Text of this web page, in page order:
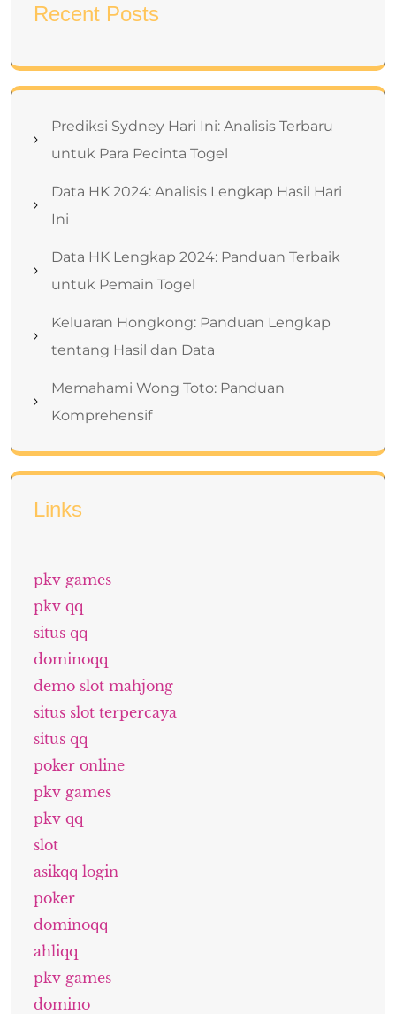
Recent Posts
Prediksi Sydney Hari Ini: Analisis Terbaru
untuk Para Pecinta Togel
Data HK 2024: Analisis Lengkap Hasil Hari
Ini
Data HK Lengkap 2024: Panduan Terbaik
untuk Pemain Togel
Keluaran Hongkong: Panduan Lengkap
tentang Hasil dan Data
Memahami Wong Toto: Panduan
Komprehensif
Links
pkv games
pkv qq
situs qq
dominoqq
demo slot mahjong
situs slot terpercaya
situs qq
poker online
pkv games
pkv qq
slot
asikqq login
poker
dominoqq
ahliqq
pkv games
domino